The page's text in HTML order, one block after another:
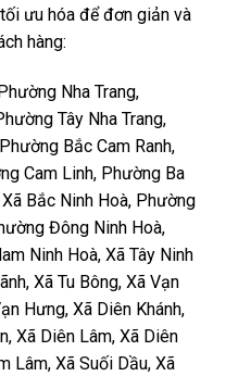
ưu hóa để đơn giản và
hàng:
Nha Trang,
Tây Nha Trang,
Bắc Cam Ranh,
Cam Linh, Phường Ba
Bắc Ninh Hoà, Phường
Đông Ninh Hoà,
Ninh Hoà, Xã Tây Ninh
Xã Tu Bông, Xã Vạn
Hưng, Xã Diên Khánh,
Xã Diên Lâm, Xã Diên
Lâm, Xã Suối Dầu, Xã